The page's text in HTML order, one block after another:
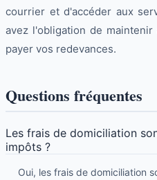
courrier et d'accéder aux
avez l'obligation de
payer vos redevances.
Questions fréquentes
Les frais de domiciliation
impôts ?
Oui, les frais de domiciliation